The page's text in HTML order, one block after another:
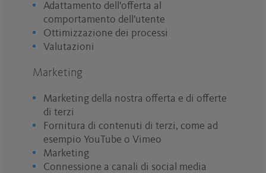
Adattamento dell'offerta al
comportamento dell'utente
Ottimizzazione dei processi
Valutazioni
Marketing
Marketing della nostra offerta e di offerte
di terzi
Fornitura di contenuti di terzi, come ad
esempio YouTube o Vimeo
Marketing
Connessione a canali di social media